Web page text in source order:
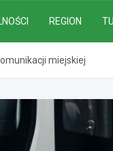
REGION
miejskiej